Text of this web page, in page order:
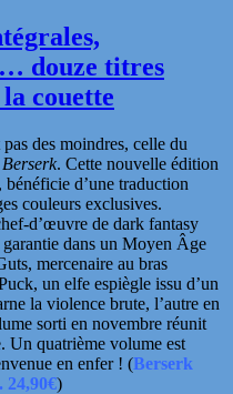
douze titres
couette
des moindres, celle du
Berserk. Cette nouvelle édition
d’une traduction
couleurs exclusives.
d’œuvre de dark fantasy
dans un Moyen Âge
mercenaire au bras
un elfe espiègle issu d’un
la violence brute, l’autre en
sorti en novembre réunit
Un quatrième volume est
en enfer ! (Berserk
24,90€)